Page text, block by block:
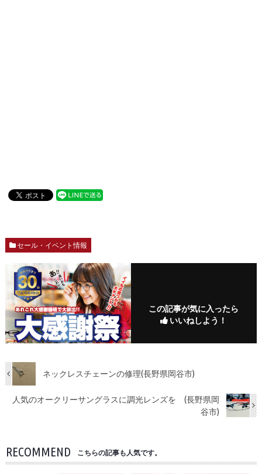
セール・イベント情報
この記事が気に入ったら
いいねしよう！
ネックレスチェーンの修理(長野県岡谷市)
人気のオークリーサングラスに調光レンズを (長野県岡
谷市)
RECOMMEND こちらの記事も人気です。